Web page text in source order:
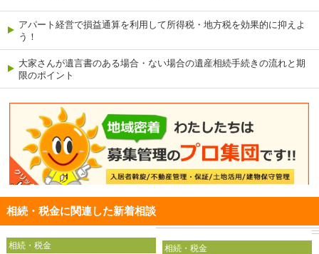
アパート経営で損益通算を利用して所得税・地方税を効果的に抑えよ
う！
大家さんが遺言書のある場合・ない場合の遺産相続手続きの流れと期
限のポイント
相続・税金に関連した新着相談
相続・税金 相続・税金